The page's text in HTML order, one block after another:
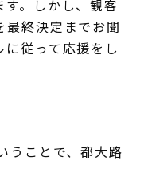
。しかし、観客
終決定までお聞
従って応援をし
うことで、都大路